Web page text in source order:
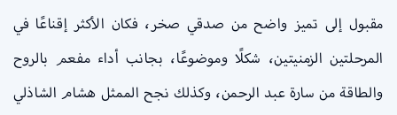
مقبول إلى تميز واضح من صدقي صخر، فكان الأكثر إقناعًا في
المرحلتين الزمنيتين، شكلًا وموضوعًا، بجانب أداء مفعم بالروح
والطاقة من سارة عبد الرحمن، وكذلك نجح الممثل هشام الشاذلي